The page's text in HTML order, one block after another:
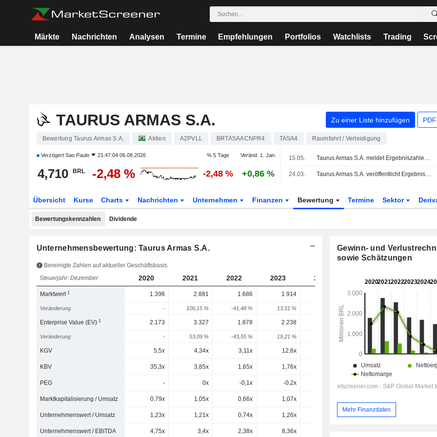
Märkte Nachrichten Analysen Termine Empfehlungen Portfolios Watchlists Trading
TAURUS ARMAS S.A. Zu einer Liste hinzufügen
Bewertung Taurus Armas S.A. Aktien A2PVLL BRTASAACNPR4 TASA4 Raumfahrt / Verteidigung
Verzögert Sao Paulo 21:47:04 06.08.2026 % 5 Tage Veränd. 1. Jan.
4,710 BRL -2,48 % -2,48 % +0,86 %
15.05. Taurus Armas S.A. meldet Ergebniszahlen für das erste Quartal zum 31. März 2026
24.03. Taurus Armas S.A. veröffentlicht Ergebnisse für das am 31. Dezember 2025 endende Geschäftsjahr
Übersicht Kurse Charts Nachrichten Unternehmen Finanzen Bewertung Termine Sektor
Bewertungskennzahlen Dividende
Unternehmensbewertung: Taurus Armas S.A.
Bereinigte Zahlen auf aktueller Geschäftsbasis
Steuerjahr: Dezember
2020 2021 2022 2023 2024 2025
Marktwert1 1.398 2.881 1.686 1.914 670
Veränderung - 106,15 % -41,48 % 13,51 % -44,26 % -37,19 %
Enterprise Value (EV)1 2.173 3.327 1.878 2.238 1.527 1.242
Veränderung - 53,09 % -43,55 % 19,21 % -31,81 % -18,64 %
KGV 5,5x 4,34x 3,11x 12,6x 35,7x
KBV 35,3x 3,85x 1,65x 1,76x 0,52x
PEG - 0x -0,1x -0,2x -0,5x
Marktkapitalisierung / Umsatz 0,79x 1,05x 0,66x 1,07x
Unternehmenswert / Umsatz 1,23x 1,21x 0,74x 1,26x 0,91x 0,85x
Unternehmenswert / EBITDA 4,75x 3,4x 2,38x 8,36x
Gewinn- und
sowie Schätzungen
Mehr Finanzdaten